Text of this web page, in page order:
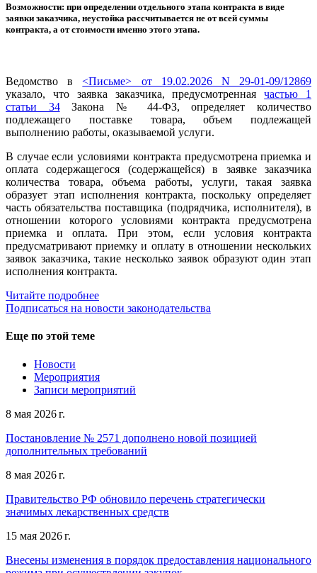
Возможности: при определении отдельного этапа контракта в виде
заявки заказчика, неустойка рассчитывается не от всей суммы
контракта, а от стоимости именно этого этапа.
Ведомство в<Письме> от 19.02.2026 N 29-01-09/12869
указало, что заявка заказчика, предусмотреннаячастью 1
статьи 34Закона № 44-ФЗ, определяет количество
подлежащего поставке товара, объем подлежащей
выполнению работы, оказываемой услуги.
В случае если условиями контракта предусмотрена приемка и
оплата содержащегося (содержащейся) в заявке заказчика
количества товара, объема работы, услуги, такая заявка
образует этап исполнения контракта, поскольку определяет
часть обязательства поставщика (подрядчика, исполнителя), в
отношении которого условиями контракта предусмотрена
приемка и оплата. При этом, если условия контракта
предусматривают приемку и оплату в отношении нескольких
заявок заказчика, такие несколько заявок образуют один этап
исполнения контракта.
Читайте подробнее
Подписаться на новости законодательства
Еще по этой теме
Новости
Мероприятия
Записи мероприятий
8 мая 2026 г.
Постановление № 2571 дополнено новой позицией
дополнительных требований
8 мая 2026 г.
Правительство РФ обновило перечень стратегически
значимых лекарственных средств
15 мая 2026 г.
Внесены изменения в порядок предоставления национального